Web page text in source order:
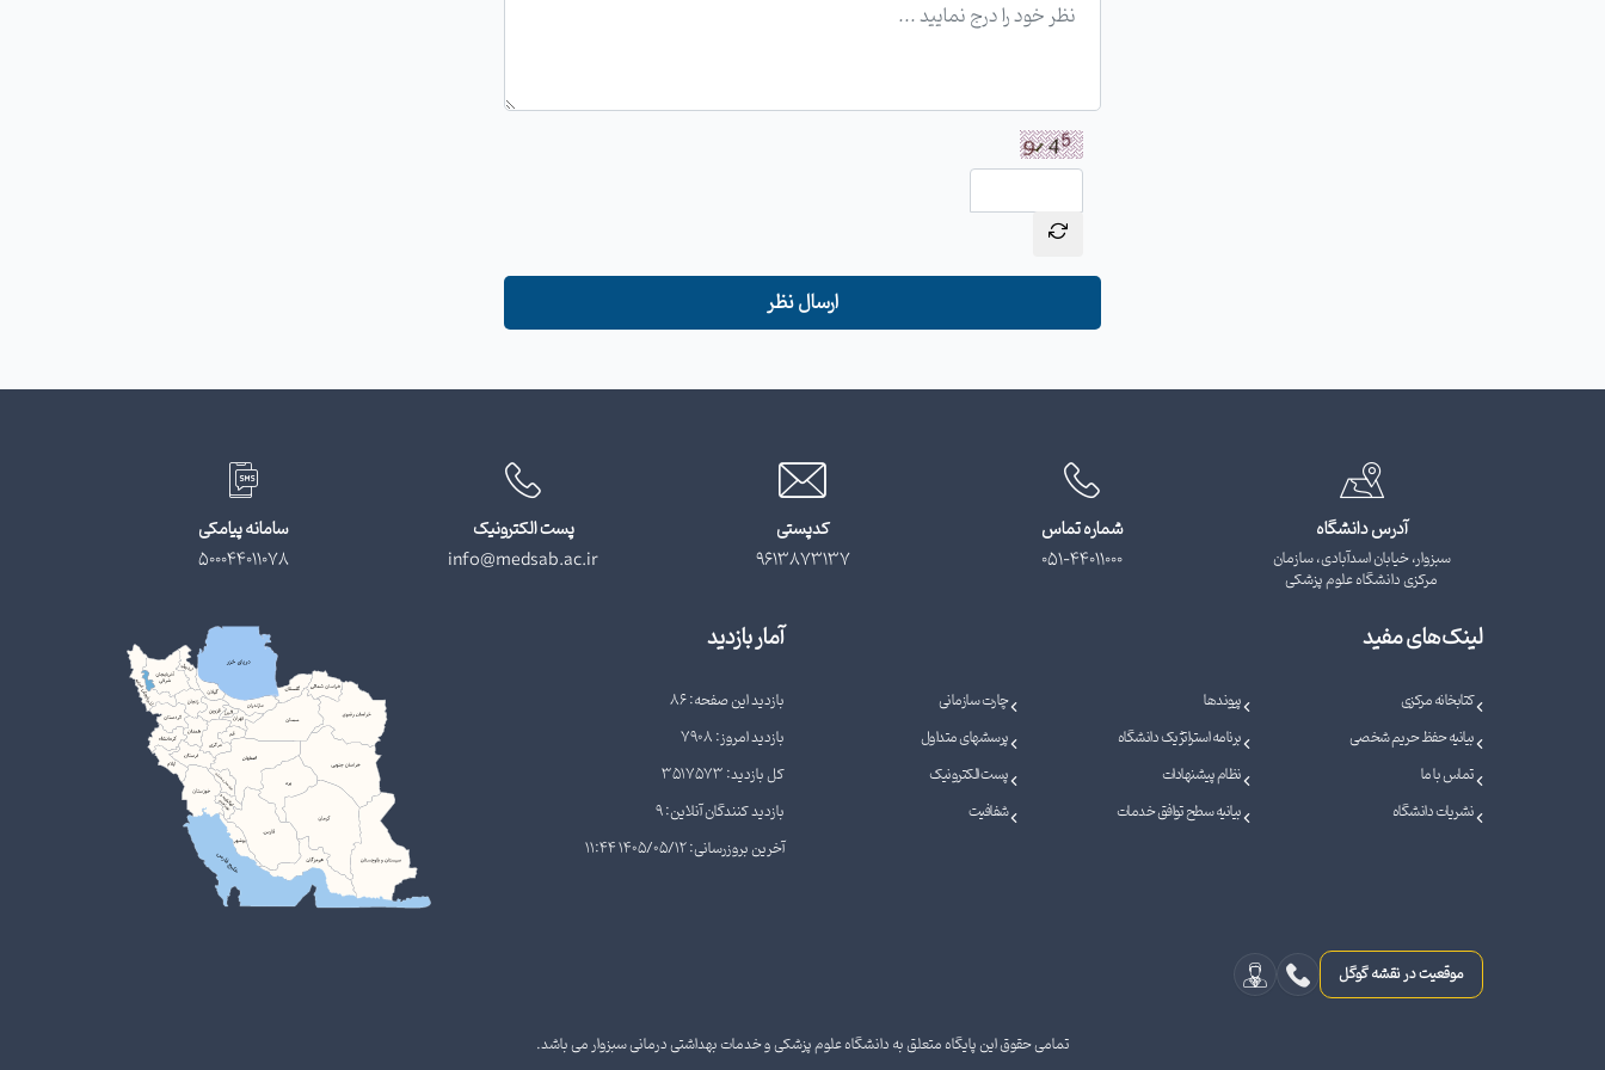
ارسال نظر
آدرس دانشگاه
سبزوار، خیابان اسدآبادی، سازمان
مرکزی دانشگاه علوم پزشکی
شماره تماس
051-44011000
کدپستی
9613873137
پست الکترونیک
info@medsab.ac.ir
سامانه پیامکی
500044011078
لینک‌های مفید
کتابخانه مرکزی پیوندها
چارت سازمانی
بیانیه حفظ حریم شخصی
برنامه استراتژیک دانشگاه
پرسشهای متداول
تماس با ما
نظام پیشنهادات
پست الکترونیک
نشریات دانشگاه
بیانیه سطح توافق خدمات شفافیت
آمار بازدید
بازدید این صفحه: 86
بازدید امروز: 7908
کل بازدید: 3517573
بازدید کنندگان آنلاین: 9
آخرین بروزرسانی: 1405/05/12 11:44
موقعیت در نقشه گوگل
تمامی حقوق این پایگاه متعلق به دانشگاه علوم پزشکی و خدمات بهداشتی درمانی سبزوار می باشد.